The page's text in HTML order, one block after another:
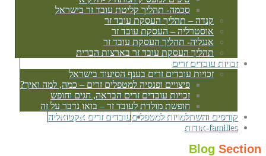
סכמה- תהליך קליטת עובד זר בישראל
קנדה – תהליך העסקת עובד זר
אוסטרליה – העסקת עובד זר
אנגליה- תהליך העסקת עובד זר
תהליך העסקת עובד זר בארצות הברית
זכויות עובדים זרים
זכויות עובדים זרים בענף הסיעוד בישראל
פיצויים ופנסיה למטפלים זרים – כמה, למה ואיך?
זכויות עובדים זרים הבראה, חגים וחופש
חופשת מולדת לעובד זר – בואו נדבר על זה
קורסים והשתלמויות למטפליםעובדים זרים אקטואליה
families-אודות
Blog Section